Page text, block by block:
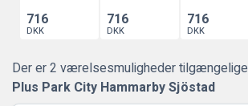
716
DKK
716
DKK
716
DKK
Der er 2 værelsesmuligheder tilgængelige
Plus Park City Hammarby Sjöstad